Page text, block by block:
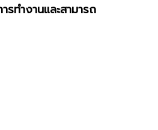
ทำงานและสามารถ